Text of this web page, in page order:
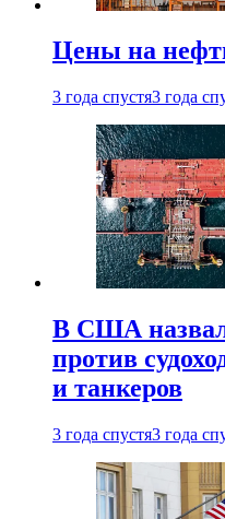
Цены на
3 года спустя3 года
В США
против
и танкеров
3 года спустя3 года